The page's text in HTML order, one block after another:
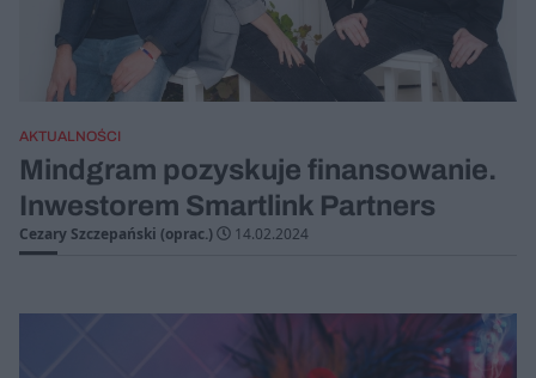
AKTUALNOŚCI
Mindgram pozyskuje finansowanie.
Inwestorem Smartlink Partners
Cezary Szczepański (oprac.) 14.02.2024